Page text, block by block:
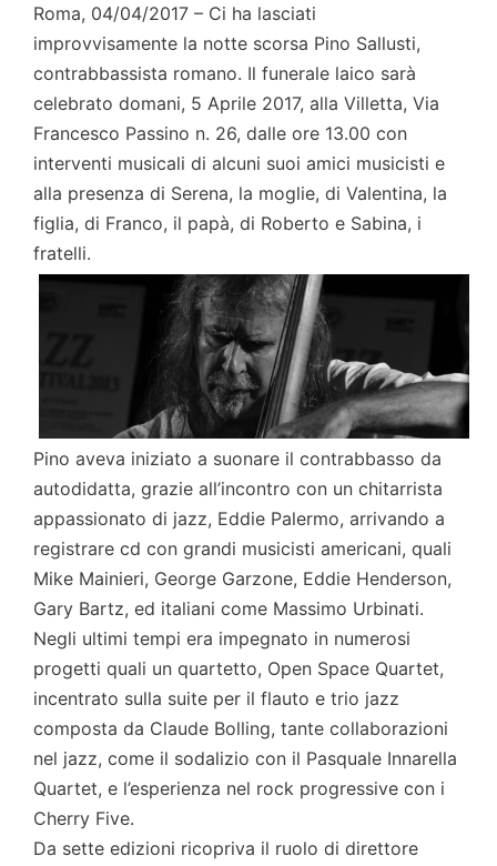
Roma, 04/04/2017 – Ci ha lasciati
improvvisamente la notte scorsa Pino Sallusti,
contrabbassista romano. Il funerale laico sarà
celebrato domani, 5 Aprile 2017, alla Villetta, Via
Francesco Passino n. 26, dalle ore 13.00 con
interventi musicali di alcuni suoi amici musicisti e
alla presenza di Serena, la moglie, di Valentina, la
figlia, di Franco, il papà, di Roberto e Sabina, i
fratelli.
Pino aveva iniziato a suonare il contrabbasso da
autodidatta, grazie all’incontro con un chitarrista
appassionato di jazz, Eddie Palermo, arrivando a
registrare cd con grandi musicisti americani, quali
Mike Mainieri, George Garzone, Eddie Henderson,
Gary Bartz, ed italiani come Massimo Urbinati.
Negli ultimi tempi era impegnato in numerosi
progetti quali un quartetto, Open Space Quartet,
incentrato sulla suite per il flauto e trio jazz
composta da Claude Bolling, tante collaborazioni
nel jazz, come il sodalizio con il Pasquale Innarella
Quartet, e l’esperienza nel rock progressive con i
Cherry Five.
Da sette edizioni ricopriva il ruolo di direttore